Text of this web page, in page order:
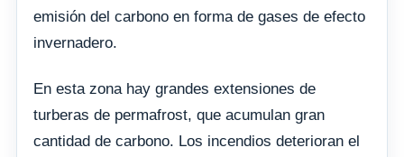
emisión del carbono en forma de gases de efecto
invernadero.
En esta zona hay grandes extensiones de
turberas de permafrost, que acumulan gran
cantidad de carbono. Los incendios deterioran el